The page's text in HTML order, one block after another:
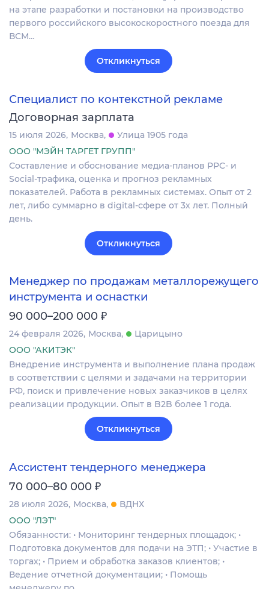
на этапе разработки и постановки на производство
первого российского высокоскоростного поезда для
ВСМ…
Откликнуться
Специалист по контекстной рекламе
Договорная зарплата
15 июля 2026 Москва
Улица 1905 года
ООО "МЭЙН ТАРГЕТ ГРУПП"
Составление и обоснование медиа-планов PPC- и
Social-трафика, оценка и прогноз рекламных
показателей. Работа в рекламных системах. Опыт от 2
лет, либо суммарно в digital-сфере от 3х лет. Полный
день.
Откликнуться
Менеджер по продажам металлорежущего
инструмента и оснастки
90 000–200 000 ₽
24 февраля 2026 Москва
Царицыно
ООО "АКИТЭК"
Внедрение инструмента и выполнение плана продаж
в соответствии с целями и задачами на территории
РФ, поиск и привлечение новых заказчиков в целях
реализации продукции. Опыт в B2B более 1 года.
Откликнуться
Ассистент тендерного менеджера
70 000–80 000 ₽
28 июля 2026 Москва
ВДНХ
ООО "ЛЭТ"
Обязанности: • Мониторинг тендерных площадок; •
Подготовка документов для подачи на ЭТП; • Участие в
торгах; • Прием и обработка заказов клиентов; •
Ведение отчетной документации; • Помощь